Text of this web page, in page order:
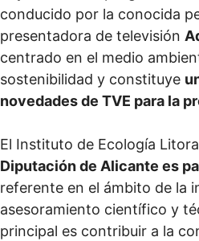
conducido por la conocida
presentadora de televisión
centrado en el medio
sostenibilidad y constituye
novedades de TVE para la
El Instituto de Ecología
Diputación de Alicante es
referente en el ámbito de la
asesoramiento científico y
principal es contribuir a la